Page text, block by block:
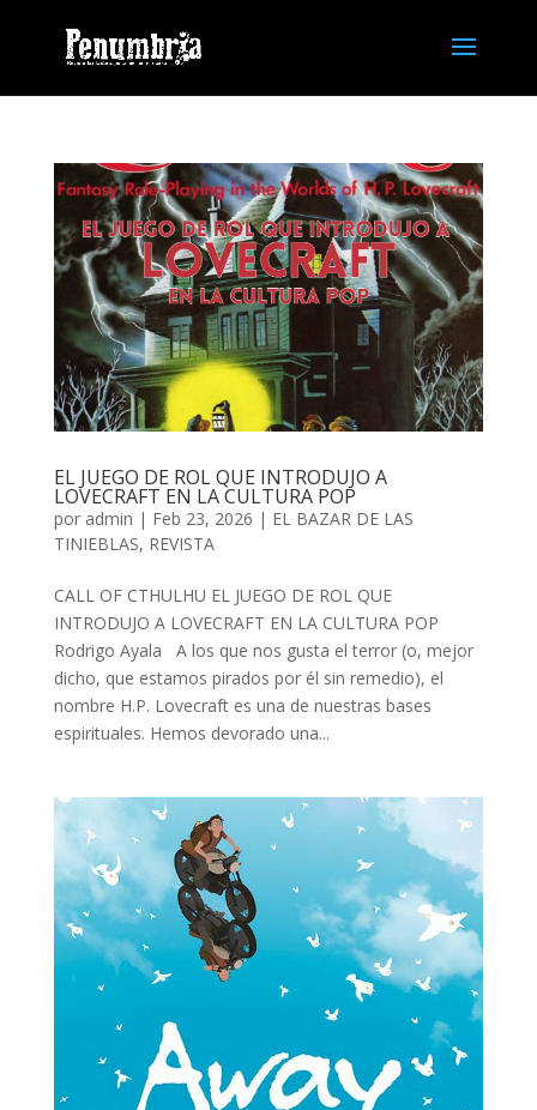
EL JUEGO DE ROL QUE INTRODUJO A
LOVECRAFT EN LA CULTURA POP
por admin | Feb 23, 2026 | EL BAZAR DE LAS
TINIEBLAS, REVISTA
CALL OF CTHULHU EL JUEGO DE ROL QUE
INTRODUJO A LOVECRAFT EN LA CULTURA POP
Rodrigo Ayala A los que nos gusta el terror (o, mejor
dicho, que estamos pirados por él sin remedio), el
nombre H.P. Lovecraft es una de nuestras bases
espirituales. Hemos devorado una...